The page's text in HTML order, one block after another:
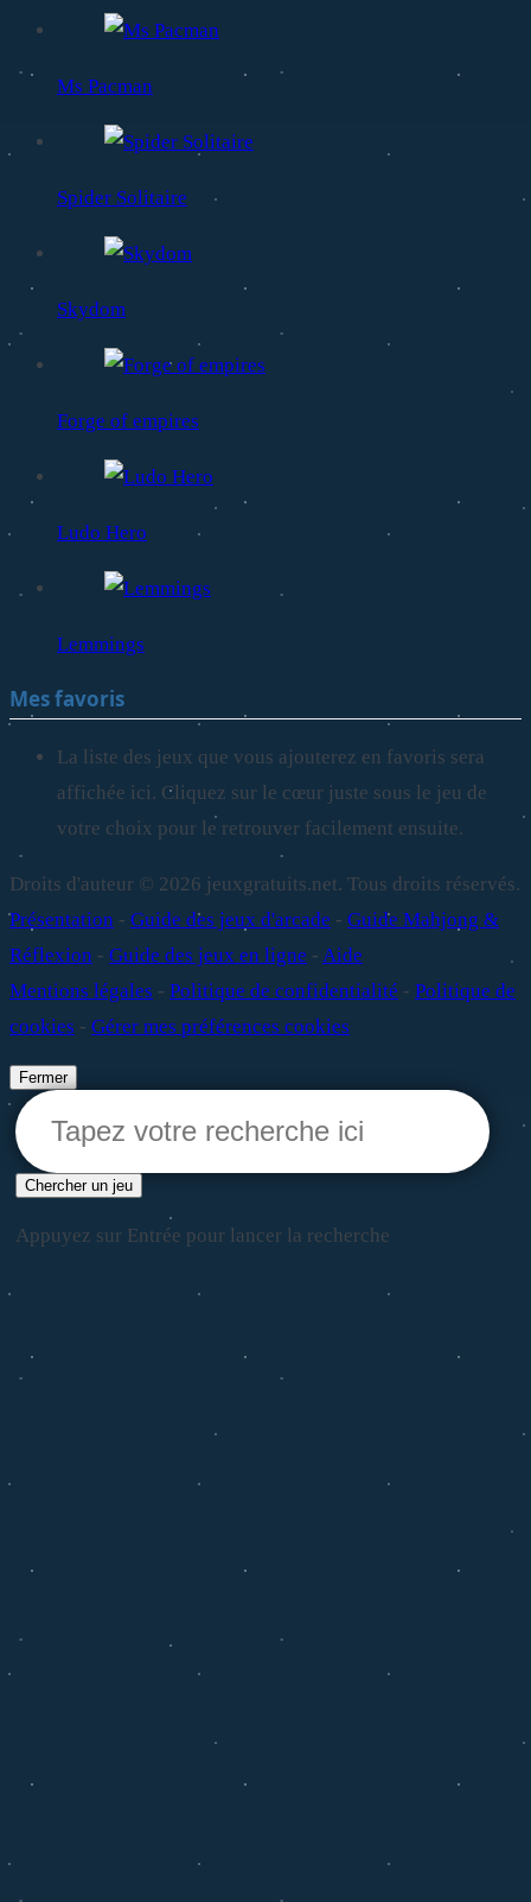
Ms Pacman
Spider Solitaire
Skydom
Forge of empires
Ludo Hero
Lemmings
Mes favoris
La liste des jeux que vous ajouterez en favoris sera
affichée ici. Cliquez sur le cœur juste sous le jeu de
votre choix pour le retrouver facilement ensuite.
Droits d'auteur © 2026 jeuxgratuits.net. Tous droits réservés.
Présentation - Guide des jeux d'arcade - Guide Mahjong &
Réflexion - Guide des jeux en ligne - Aide
Mentions légales - Politique de confidentialité - Politique de
cookies - Gérer mes préférences cookies
Fermer
Chercher un jeu
Appuyez sur Entrée pour lancer la recherche